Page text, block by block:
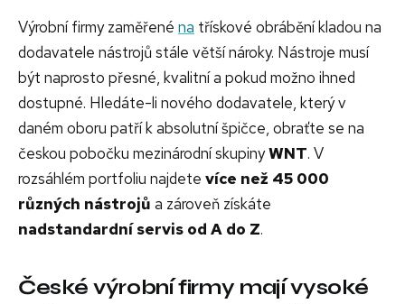
Výrobní firmy zaměřené na třískové obrábění kladou na
dodavatele nástrojů stále větší nároky. Nástroje musí
být naprosto přesné, kvalitní a pokud možno ihned
dostupné. Hledáte-li nového dodavatele, který v
daném oboru patří k absolutní špičce, obraťte se na
českou pobočku mezinárodní skupinyWNT. V
rozsáhlém portfoliu najdete více než 45 000
různých nástrojů a zároveň získáte
nadstandardní servis od A do Z.
České výrobní firmy mají vysoké